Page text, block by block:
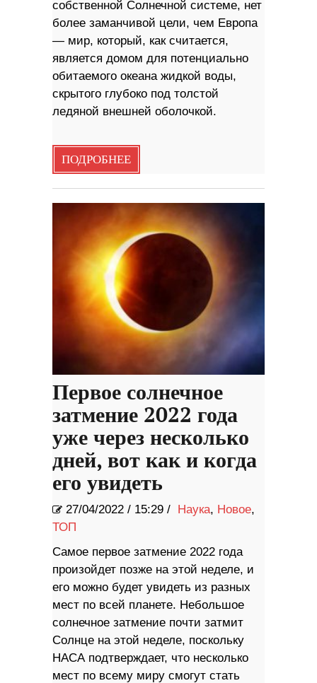
собственной Солнечной системе, нет
более заманчивой цели, чем Европа
— мир, который, как считается,
является домом для потенциально
обитаемого океана жидкой воды,
скрытого глубоко под толстой
ледяной внешней оболочкой.
ПОДРОБНЕЕ
Первое солнечное
затмение 2022 года
уже через несколько
дней, вот как и когда
его увидеть
27/04/2022 / 15:29 / Наука, Новое,
ТОП
Самое первое затмение 2022 года
произойдет позже на этой неделе, и
его можно будет увидеть из разных
мест по всей планете. Небольшое
солнечное затмение почти затмит
Солнце на этой неделе, поскольку
НАСА подтверждает, что несколько
мест по всему миру смогут стать